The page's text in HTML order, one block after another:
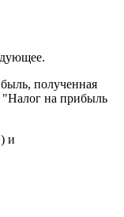
полученная
"Налог на прибыль
и